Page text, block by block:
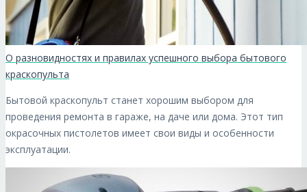
О разновидностях и правилах успешного выбора бытового
краскопульта
Бытовой краскопульт станет хорошим выбором для
проведения ремонта в гараже, на даче или дома. Этот тип
окрасочных пистолетов имеет свои виды и особенности
эксплуатации.